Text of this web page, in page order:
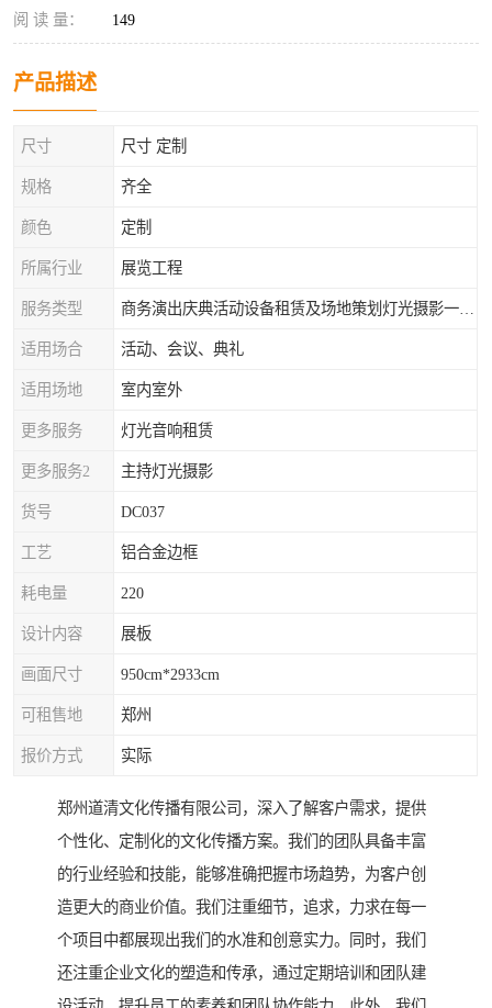
阅 读 量： 149
产品描述
尺寸 尺寸 定制
规格 齐全
颜色 定制
所属行业 展览工程
服务类型
适用场合 活动、会议、典礼
适用场地 室内室外
更多服务 灯光音响租赁
更多服务2 主持灯光摄影
货号 DC037
工艺 铝合金边框
耗电量 220
设计内容 展板
画面尺寸 950cm*2933cm
可租售地 郑州
报价方式 实际
郑州道清文化传播有限公司，深入了解客户需求，提供
个性化、定制化的文化传播方案。我们的团队具备丰富
的行业经验和技能，能够准确把握市场趋势，为客户创
造更大的商业价值。我们注重细节，追求，力求在每一
个项目中都展现出我们的水准和创意实力。同时，我们
还注重企业文化的塑造和传承，通过定期培训和团队建